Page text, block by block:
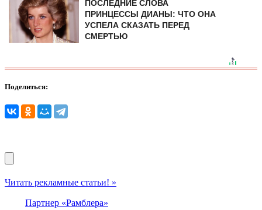
ПОСЛЕДНИЕ СЛОВА
ПРИНЦЕССЫ ДИАНЫ: ЧТО ОНА
УСПЕЛА СКАЗАТЬ ПЕРЕД
СМЕРТЬЮ
Поделиться:
Читать рекламные статьи! »
Партнер «Рамблера»